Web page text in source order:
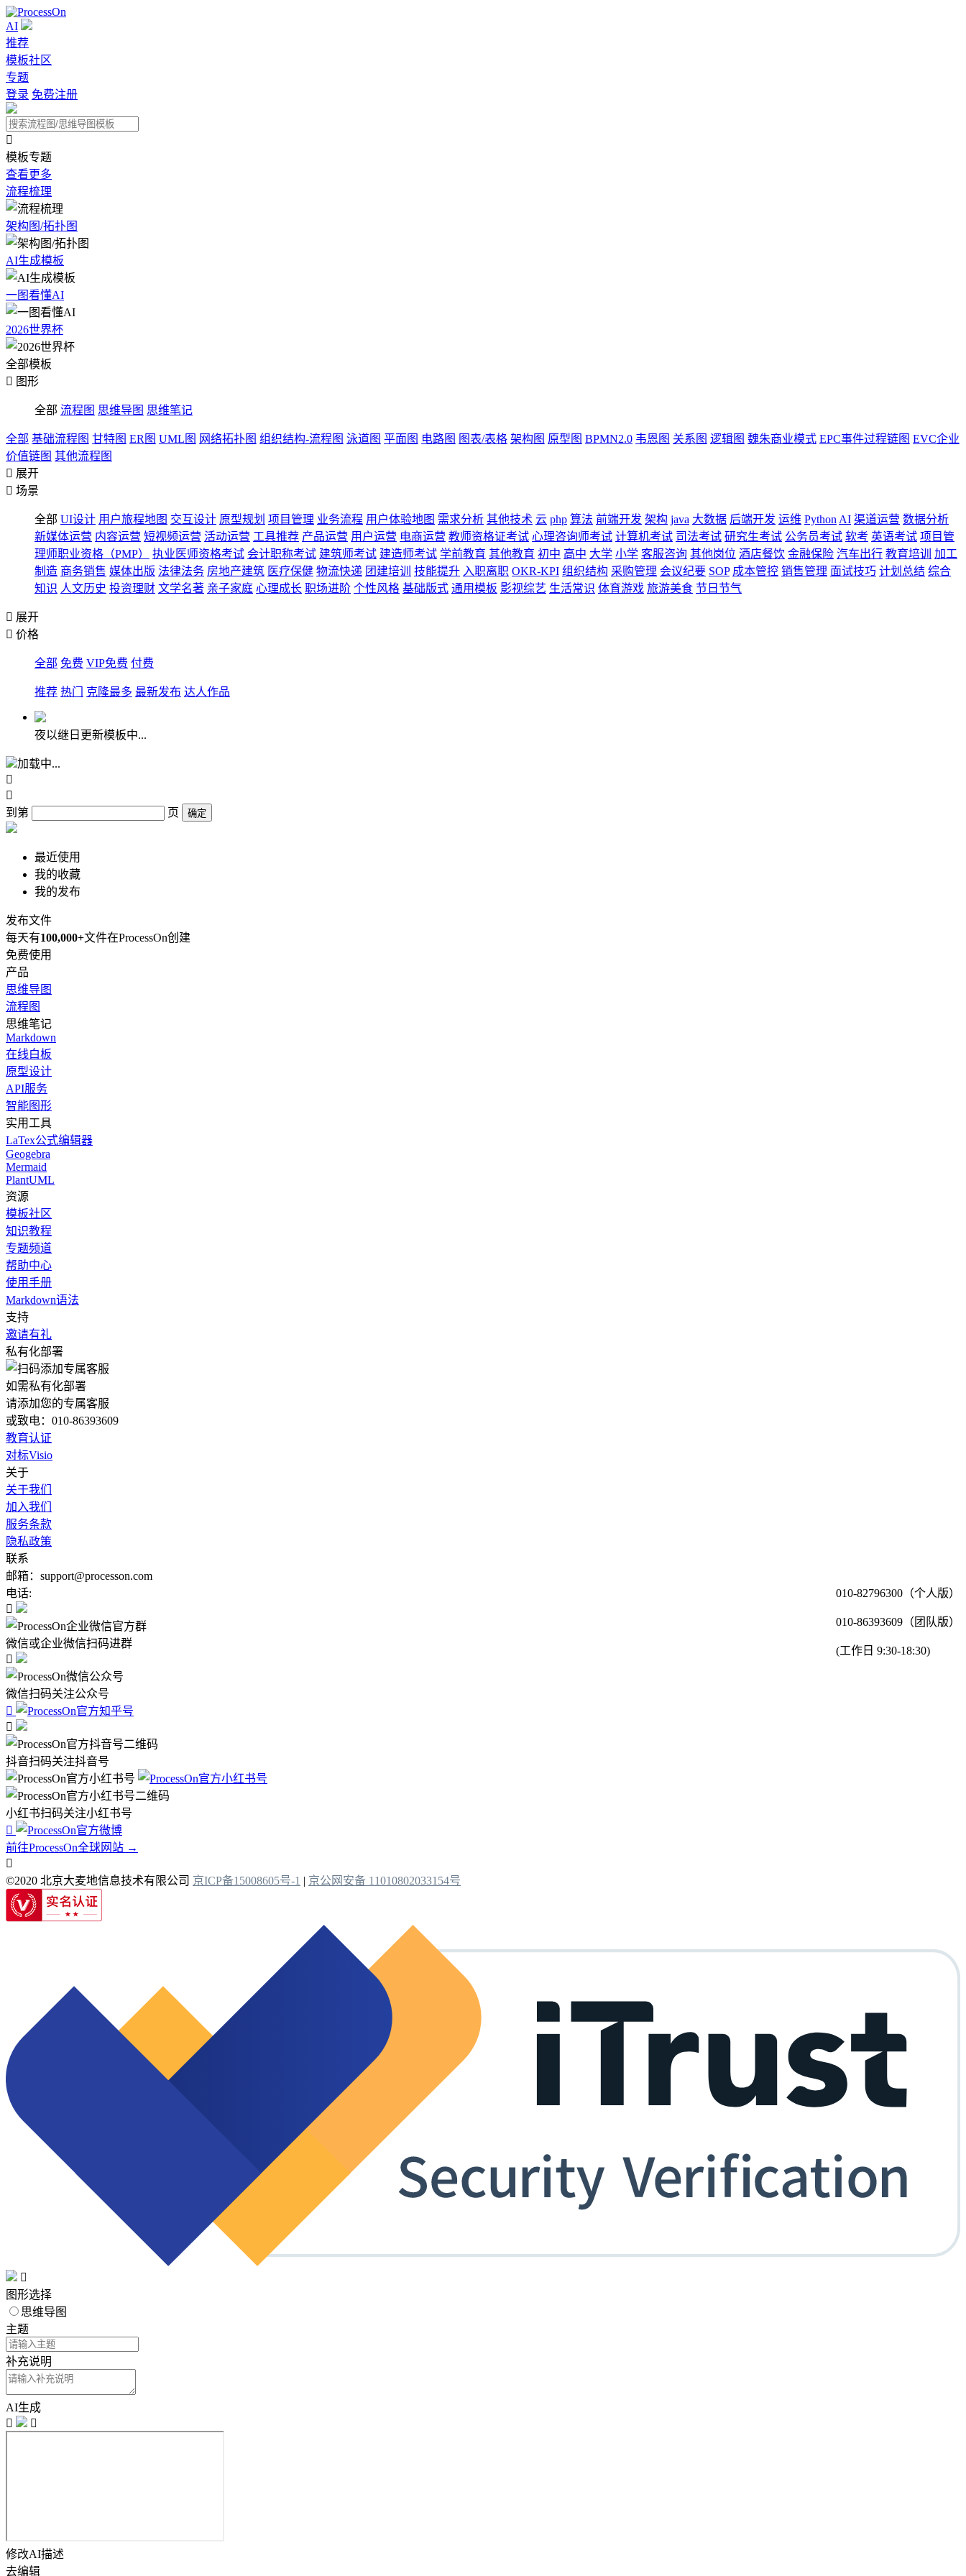
AI
推荐
模板社区
专题
登录 免费注册

模板专题
查看更多
流程梳理
架构图/拓扑图
AI生成模板
一图看懂AI
2026世界杯
全部模板
 图形
全部 流程图 思维导图 思维笔记
全部 基础流程图 甘特图 ER图 UML图 网络拓扑图 组织结构-流程图 泳道图 平面图 电路图 图表/表格 架构图 原型图 BPMN2.0 韦恩图 关系图 逻辑图 魏朱商业模式 EPC事件过程链图 EVC企业
价值链图 其他流程图
 展开
 场景
全部 UI设计 用户旅程地图 交互设计 原型规划 项目管理 业务流程 用户体验地图 需求分析 其他技术 云 php 算法 前端开发 架构 java 大数据 后端开发 运维 Python AI 渠道运营 数据分析
新媒体运营 内容运营 短视频运营 活动运营 工具推荐 产品运营 用户运营 电商运营 教师资格证考试 心理咨询师考试 计算机考试 司法考试 研究生考试 公务员考试 软考 英语考试 项目管
理师职业资格（PMP）
执业医师资格考试 会计职称考试 建筑师考试 建造师考试 学前教育 其他教育 初中 高中 大学 小学 客服咨询 其他岗位 酒店餐饮 金融保险 汽车出行 教育培训
加工
制造 商务销售 媒体出版 法律法务 房地产建筑 医疗保健 物流快递 团建培训 技能提升 入职离职 OKR-KPI 组织结构 采购管理 会议纪要 SOP 成本管控 销售管理 面试技巧 计划总结 综合
知识 人文历史 投资理财 文学名著 亲子家庭 心理成长 职场进阶 个性风格 基础版式 通用模板 影视综艺 生活常识 体育游戏 旅游美食 节日节气
 展开
 价格
全部 免费 VIP免费 付费
推荐 热门 克隆最多 最新发布 达人作品
夜以继日更新模板中...
加载中...


到第
页 确定
最近使用
我的收藏
我的发布
发布文件
每天有100,000+文件在ProcessOn创建
免费使用
产品
思维导图
流程图
思维笔记
Markdown
在线白板
原型设计
API服务
智能图形
实用工具
LaTex公式编辑器
Geogebra
Mermaid
PlantUML
资源
模板社区
知识教程
专题频道
帮助中心
使用手册
Markdown语法
支持
邀请有礼
私有化部署
如需私有化部署
请添加您的专属客服
或致电：010-86393609
教育认证
对标Visio
关于
关于我们
加入我们
服务条款
隐私政策
联系
邮箱：support@processon.com
电话:
010-82796300（个人版）
010-86393609（团队版）
(工作日 9:30-18:30)

微信或企业微信扫码进群

微信扫码关注公众号


抖音扫码关注抖音号
小红书扫码关注小红书号

前往ProcessOn全球网站 →

©2020 北京大麦地信息技术有限公司 京ICP备15008605号-1 | 京公网安备 11010802033154号

图形选择
思维导图
主题
补充说明
AI生成


修改AI描述
去编辑